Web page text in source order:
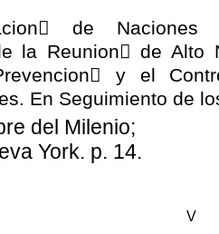
de Naciones
la Reunion￿ de Alto
y el
En Seguimiento de
del Milenio;
York. p. 14.
V